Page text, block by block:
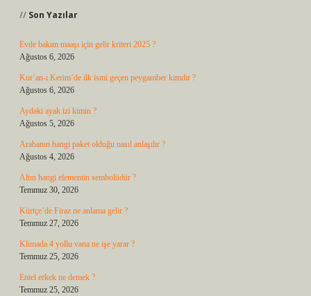
Son Yazılar
Evde bakım maaşı için gelir kriteri 2025 ?
Ağustos 6, 2026
Kur’an-ı Kerim’de ilk ismi geçen peygamber kimdir ?
Ağustos 6, 2026
Aydaki ayak izi kimin ?
Ağustos 5, 2026
Arabanın hangi paket olduğu nasıl anlaşılır ?
Ağustos 4, 2026
Altın hangi elementin sembolüdür ?
Temmuz 30, 2026
Kürtçe’de Firaz ne anlama gelir ?
Temmuz 27, 2026
Klimada 4 yollu vana ne işe yarar ?
Temmuz 25, 2026
Entel erkek ne demek ?
Temmuz 25, 2026